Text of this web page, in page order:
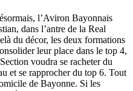
l’Aviron Bayonnais
dans l’antre de la Real
du décor, les deux formations
leur place dans le top 4,
voudra se racheter du
et se rapprocher du top 6. Tout
de Bayonne. Si les